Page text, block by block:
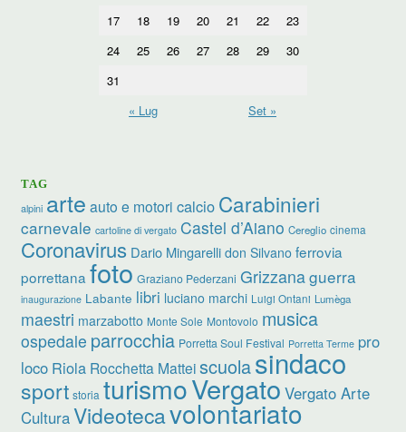
17
18 19 20 21 22
23
24
25 26 27 28 29
30
31
« Lug
Set »
TAG
alpini arte auto e motori calcio Carabinieri
carnevale cartoline di vergato Castel d’Aiano Cereglio cinema
Coronavirus Dario Mingarelli don Silvano ferrovia
porrettana foto Graziano Pederzani Grizzanaguerra
inaugurazione Labante libri luciano marchi Luigi Ontani Lumèga
maestri marzabotto Monte Sole Montovolo musica
ospedale parrocchia Porretta Soul Festival Porretta Terme pro
loco Riola Rocchetta Matteiscuolasindaco
sport storia turismoVergato Vergato Arte
CulturaVideotecavolontariato